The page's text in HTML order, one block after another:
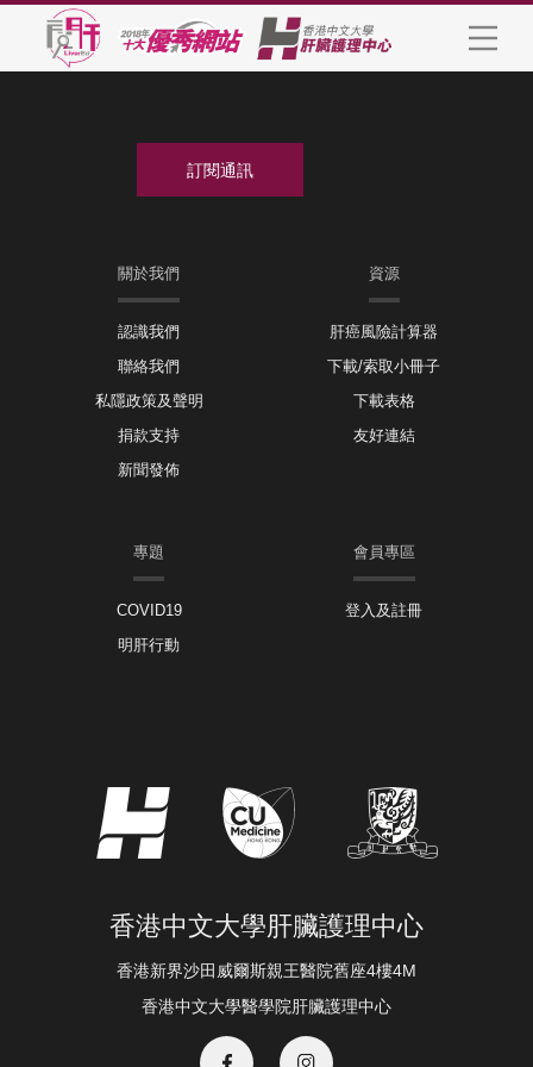
關於我們
認識我們
聯絡我們
私隱政策及聲明
捐款支持
新聞發佈
資源
肝癌風險計算器
下載/索取小冊子
下載表格
友好連結
專題
COVID19
明肝行動
會員專區
登入及註冊
香港中文大學肝臟護理中心
香港新界沙田威爾斯親王醫院舊座4樓4M
香港中文大學醫學院肝臟護理中心